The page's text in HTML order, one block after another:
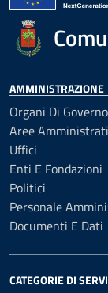
AMMINISTRAZIONE
Organi Di Governo
Aree
Uffici
Enti E Fondazioni
Politici
Personale
Documenti E Dati
CATEGORIE DI